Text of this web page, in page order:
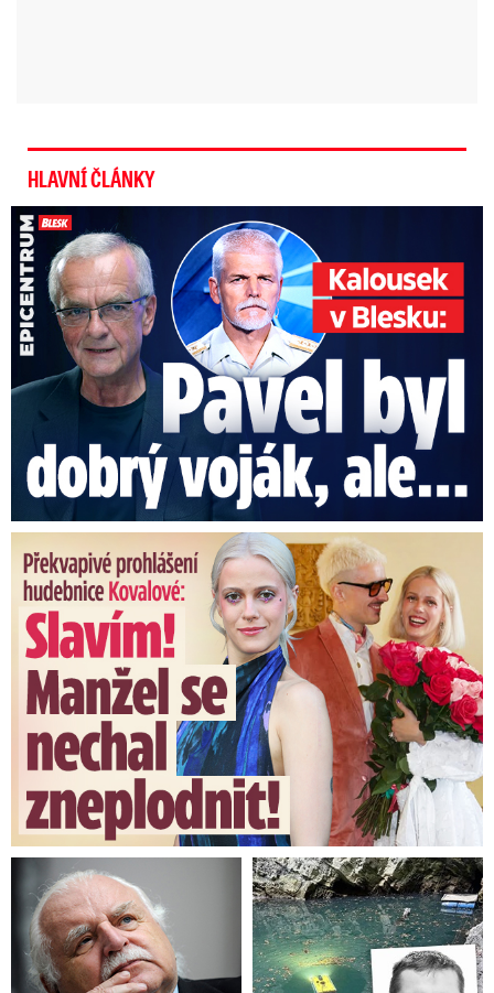
HLAVNÍ ČLÁNKY
Kalousek o prezidentovi: S Pavlem jsem se nesmířil!
Překvapivé prohlášení hudebnice Kovalové: Slavím! Manžel se ...